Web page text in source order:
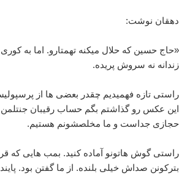
دهقان نوشت:
«حاج حسین که حلال میکنه تهمتارو. اما به
زندانه نه سروش پریده.
راستی تازه فهمیدیم چقدر بعضی ها از
این عکس رو گذاشتم بگم حساب رقیبان جنتلمن
حجازی جداست و ما مخلصشونم هستیم.
راستی گوش هاتونو آماده کنید. بمب هایی که
بترکونن صداش خیلی بلنده. از ما گفتن بود.